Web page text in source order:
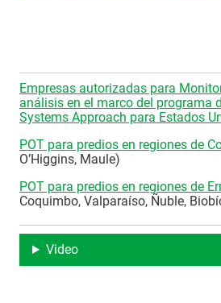
Empresas autorizadas para
análisis en el marco del programa
Systems Approach para Estados
POT para predios en regiones de
O’Higgins, Maule)
POT para predios en regiones de
Coquimbo, Valparaíso, Ñuble,
Video